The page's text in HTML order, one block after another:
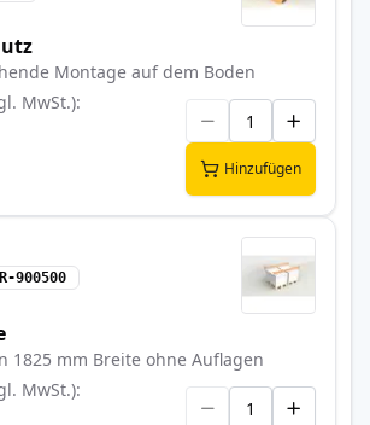
Montage auf dem Boden
MwSt.)
Hinzufügen
900500
1825 mm Breite ohne Auflagen
MwSt.)